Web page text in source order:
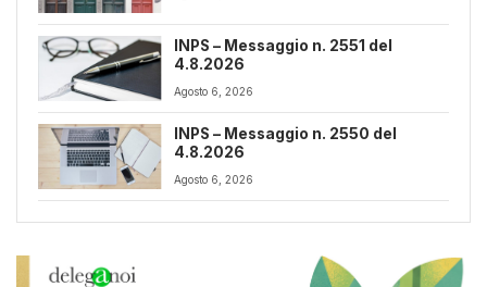
INPS – Messaggio n. 2551 del
4.8.2026
Agosto 6, 2026
INPS – Messaggio n. 2550 del
4.8.2026
Agosto 6, 2026